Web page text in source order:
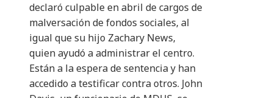
declaró culpable en abril de cargos de
malversación de fondos sociales, al
igual que su hijo Zachary News,
quien ayudó a administrar el centro.
Están a la espera de sentencia y han
accedido a testificar contra otros. John